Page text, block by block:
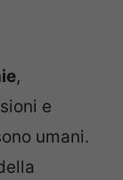
,
e
umani.